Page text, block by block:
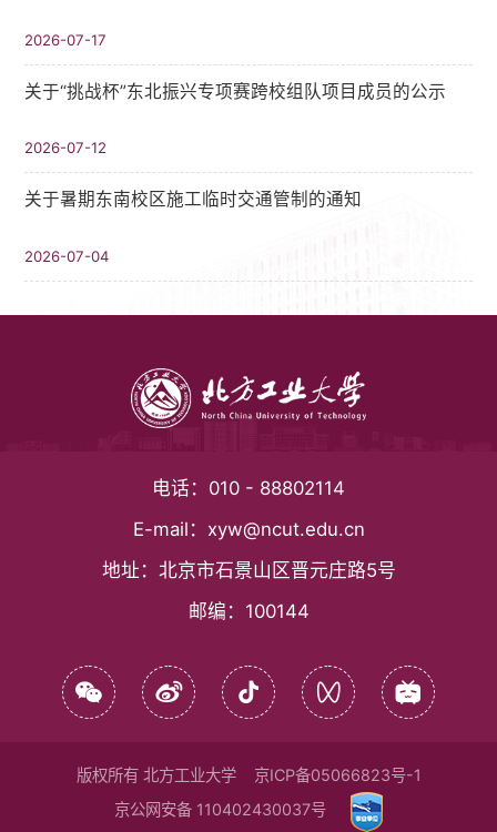
2026-07-17
关于“挑战杯”东北振兴专项赛跨校组队项目成员的公示
2026-07-12
关于暑期东南校区施工临时交通管制的通知
2026-07-04
电话： 010 - 88802114
E-mail： xyw@ncut.edu.cn
地址： 北京市石景山区晋元庄路5号
邮编： 100144
版权所有 北方工业大学
京ICP备05066823号-1
京公网安备 110402430037号